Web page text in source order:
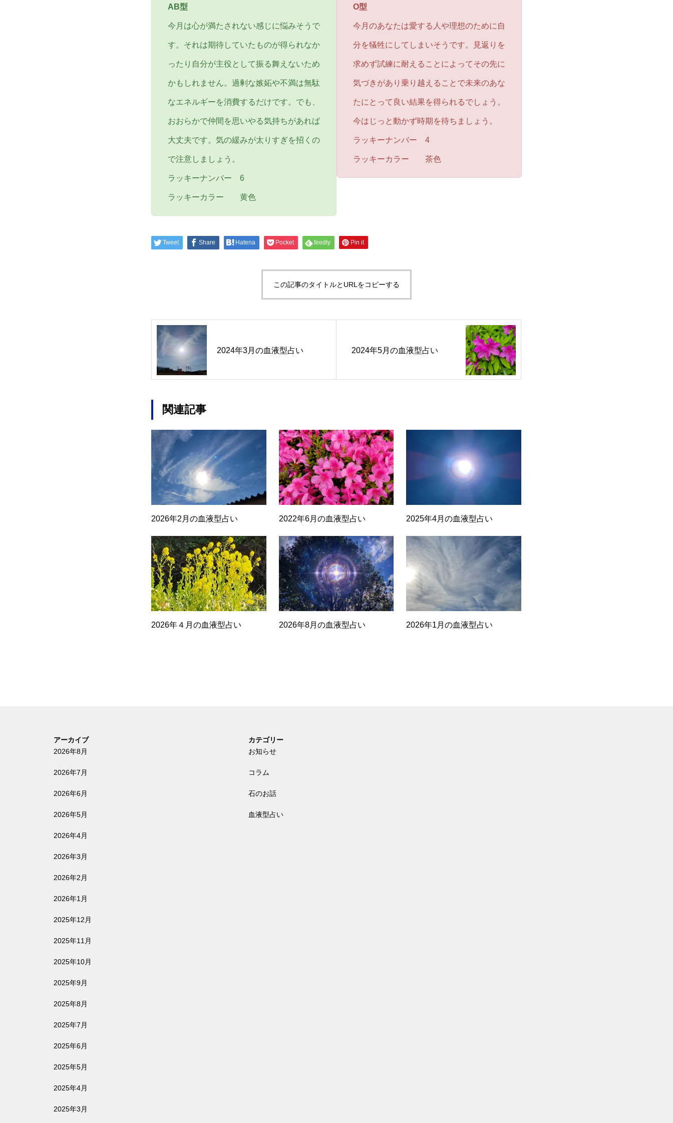
AB型
今月は心が満たされない感じに悩みそうで
す。それは期待していたものが得られなか
ったり自分が主役として振る舞えないため
かもしれません。過剰な嫉妬や不満は無駄
なエネルギーを消費するだけです。でも、
おおらかで仲間を思いやる気持ちがあれば
大丈夫です。気の緩みが太りすぎを招くの
で注意しましょう。
ラッキーナンバー 6
ラッキーカラー 黄色
O型
今月のあなたは愛する人や理想のために自
分を犠牲にしてしまいそうです。見返りを
求めず試練に耐えることによってその先に
気づきがあり乗り越えることで未来のあな
たにとって良い結果を得られるでしょう。
今はじっと動かず時期を待ちましょう。
ラッキーナンバー 4
ラッキーカラー 茶色
Tweet Share Hatena Pocket feedly Pin it
この記事のタイトルとURLをコピーする
2024年3月の血液型占い 2024年5月の血液型占い
関連記事
2026年2月の血液型占い 2022年6月の血液型占い 2025年4月の血液型占い
2026年４月の血液型占い 2026年8月の血液型占い 2026年1月の血液型占い
アーカイブ
2026年8月
2026年7月
2026年6月
2026年5月
2026年4月
2026年3月
2026年2月
2026年1月
2025年12月
2025年11月
2025年10月
2025年9月
2025年8月
2025年7月
2025年6月
2025年5月
2025年4月
2025年3月
カテゴリー
お知らせ
コラム
石のお話
血液型占い